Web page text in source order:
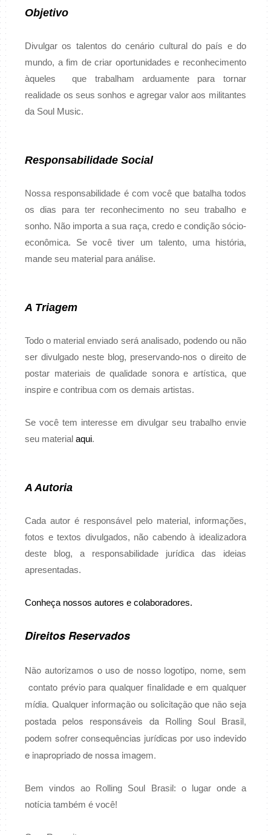
Objetivo
Divulgar os talentos do cenário cultural do país e do
mundo, a fim de criar oportunidades e reconhecimento
àqueles que trabalham arduamente para tornar
realidade os seus sonhos e agregar valor aos militantes
da Soul Music.
Responsabilidade Social
Nossa responsabilidade é com você que batalha todos
os dias para ter reconhecimento no seu trabalho e
sonho. Não importa a sua raça, credo e condição sócio-
econômica. Se você tiver um talento, uma história,
mande seu material para análise.
A Triagem
Todo o material enviado será analisado, podendo ou não
ser divulgado neste blog, preservando-nos o direito de
postar materiais de qualidade sonora e artística, que
inspire e contribua com os demais artistas.
Se você tem interesse em divulgar seu trabalho envie
seu materialaqui.
A Autoria
Cada autor é responsável pelo material, informações,
fotos e textos divulgados, não cabendo à idealizadora
deste blog, a responsabilidade jurídica das ideias
apresentadas.
Conheça nossos autores e colaboradores.
Direitos Reservados
Não autorizamos o uso de nosso logotipo, nome, sem
contato prévio para qualquer finalidade e em qualquer
mídia. Qualquer informação ou solicitação que não seja
postada pelos responsáveis da Rolling Soul Brasil,
podem sofrer consequências jurídicas por uso indevido
e inapropriado de nossa imagem.
Bem vindos ao Rolling Soul Brasil: o lugar onde a
notícia também é você!